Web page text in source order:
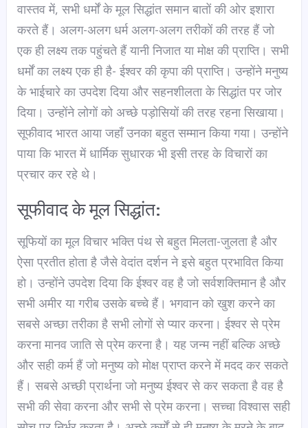
वास्तव में, सभी धर्मों के मूल सिद्धांत समान बातों की ओर इशारा
करते हैं। अलग-अलग धर्म अलग-अलग तरीकों की तरह हैं जो
एक ही लक्ष्य तक पहुंचते हैं यानी निजात या मोक्ष की प्राप्ति। सभी
धर्मों का लक्ष्य एक ही है- ईश्वर की कृपा की प्राप्ति। उन्होंने मनुष्य
के भाईचारे का उपदेश दिया और सहनशीलता के सिद्धांत पर जोर
दिया। उन्होंने लोगों को अच्छे पड़ोसियों की तरह रहना सिखाया।
सूफीवाद भारत आया जहाँ उनका बहुत सम्मान किया गया। उन्होंने
पाया कि भारत में धार्मिक सुधारक भी इसी तरह के विचारों का
प्रचार कर रहे थे।
सूफीवाद के मूल सिद्धांत:
सूफियों का मूल विचार भक्ति पंथ से बहुत मिलता-जुलता है और
ऐसा प्रतीत होता है जैसे वेदांत दर्शन ने इसे बहुत प्रभावित किया
हो। उन्होंने उपदेश दिया कि ईश्वर वह है जो सर्वशक्तिमान है और
सभी अमीर या गरीब उसके बच्चे हैं। भगवान को खुश करने का
सबसे अच्छा तरीका है सभी लोगों से प्यार करना। ईश्वर से प्रेम
करना मानव जाति से प्रेम करना है। यह जन्म नहीं बल्कि अच्छे
और सही कर्म हैं जो मनुष्य को मोक्ष प्राप्त करने में मदद कर सकते
हैं। सबसे अच्छी प्रार्थना जो मनुष्य ईश्वर से कर सकता है वह है
सभी की सेवा करना और सभी से प्रेम करना। सच्चा विश्वास सही